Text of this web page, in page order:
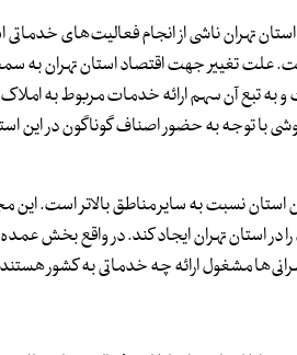
برگرفته از اطلاعات مرکز آمار نشان می‌دهد؛ ۷۲درصد از تولیدات استان تهران ناشی از انجام
تغییر جهت اقتصاد استان تهران به
تبع آن سهم ارائه خدمات مربوط به
با توجه به حضور اصناف گوناگون در این
نسبت به سایر مناطق بالاتر است. این
استان تهران ایجاد کند. در واقع بخش عمده
مشغول ارائه چه خدماتی به کشور